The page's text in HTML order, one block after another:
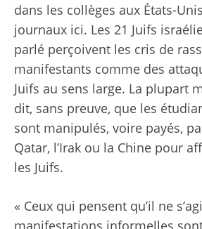
dans les collèges aux États-
journaux ici. Les 21 Juifs
parlé perçoivent les cris de
manifestants comme des
Juifs au sens large. La plupart
dit, sans preuve, que les
sont manipulés, voire payés,
Qatar, l’Irak ou la Chine pour
les Juifs.
« Ceux qui pensent qu’il ne
manifestations informelles